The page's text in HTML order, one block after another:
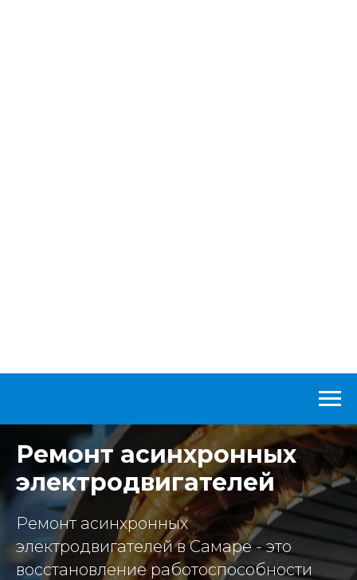
Ремонт асинхронных
электродвигателей
Ремонт асинхронных
электродвигателей в Самаре - это
восстановление работоспособности